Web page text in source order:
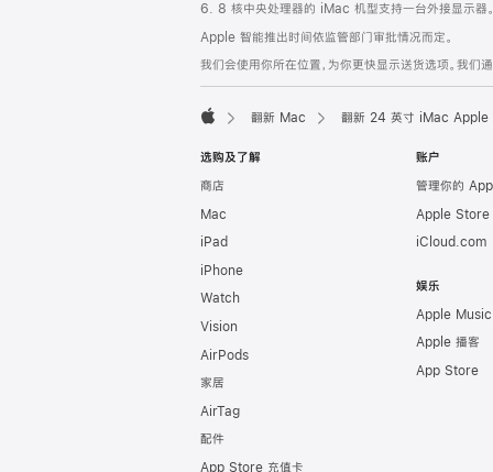
6. 8 核中央处理器的 iMac 机型支持一台外接显示器
Apple 智能推出时间依监管部门审批情况而定。
我们会使用你所在位置，为你更快显示送货选项。我
翻新 Mac 翻新 24 英寸 iMac Apple
选购及了解
商店
Mac
iPad
iPhone
Watch
Vision
AirPods
家居
AirTag
配件
App Store 充值卡
账户
管理你的
Apple Store
iCloud.com
娱乐
Apple Music
Apple 播客
App Store